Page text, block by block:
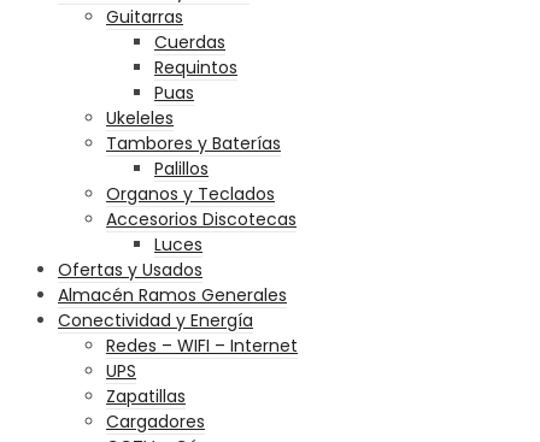
Guitarras
Cuerdas
Requintos
Puas
Ukeleles
Tambores y Baterías
Palillos
Organos y Teclados
Accesorios Discotecas
Luces
Ofertas y Usados
Almacén Ramos Generales
Conectividad y Energía
Redes – WIFI – Internet
UPS
Zapatillas
Cargadores